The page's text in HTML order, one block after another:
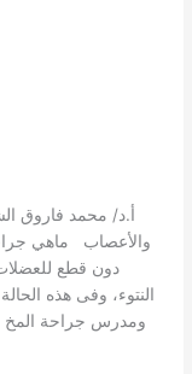
أ.د/ محمد فاروق
والأعصاب ماهي
دون قطع
النتوء، وفى هذه
ومدرس جراحة المخ